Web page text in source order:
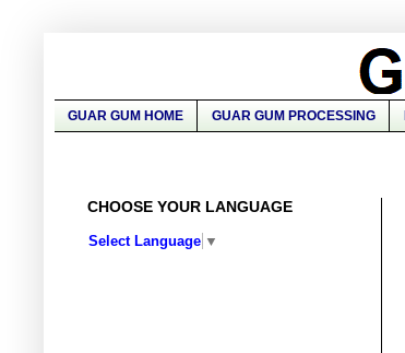
GUAR GUM HOME GUAR GUM PROCESSING
CHOOSE YOUR LANGUAGE
Select Language ▼